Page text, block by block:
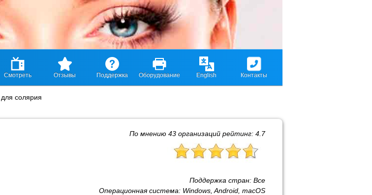
Смотреть Отзывы Поддержка Оборудование English Контакты
солярия
По мнению 43 организаций рейтинг: 4.7
Поддержка стран: Все
Операционная система: Windows, Android, macOS